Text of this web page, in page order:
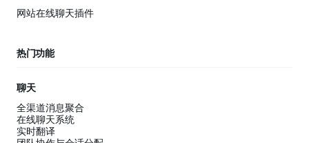
网站在线聊天插件
热门功能
聊天
全渠道消息聚合
在线聊天系统
实时翻译